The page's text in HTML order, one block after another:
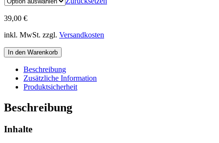
39,00 €
inkl. MwSt. zzgl. Versandkosten
Funktionsbeschreibungen
"Qualitätssicherung"
Menge
In den Warenkorb
Beschreibung
Zusätzliche Information
Produktsicherheit
Beschreibung
Inhalte